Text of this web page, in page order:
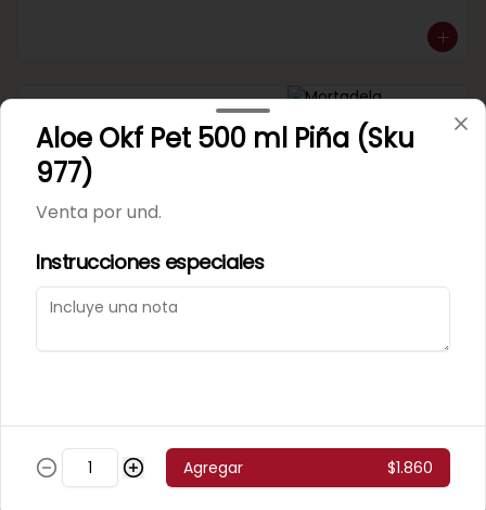
Mortadela Jamonada
Supercerdo (Sku 101)
Venta por 1/4 kg.
Mortadela Jamonada
Aloe Okf Pet 500 ml Piña (Sku
977)
Venta por und.
Instrucciones especiales
Agregar $1.860